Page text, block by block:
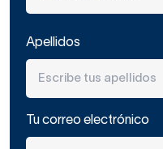
Apellidos
Tu correo electrónico